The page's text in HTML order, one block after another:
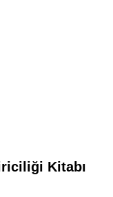
Kitabı